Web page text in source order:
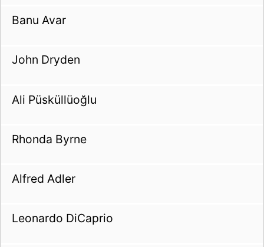
Banu Avar
John Dryden
Ali Püsküllüoğlu
Rhonda Byrne
Alfred Adler
Leonardo DiCaprio